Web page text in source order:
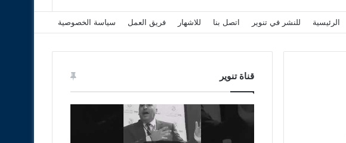
عمودالدخول
الرئيسية للنشر في تنوير اتصل بنا للاشهار فريق العمل سياسة الخصوصية
قناة تنوير